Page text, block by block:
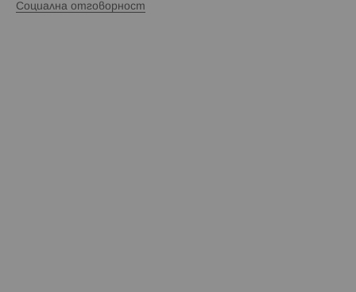
Социална отговорност